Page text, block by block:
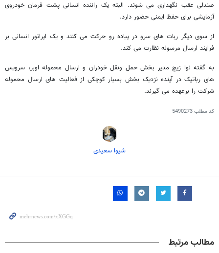
صندلی عقب نگهداری می شوند. البته یک راننده انسانی پشت فرمان خودروی
آزمایشی برای حفظ ایمنی حضور دارد.
از سوی دیگر ربات های سرو در پیاده رو حرکت می کنند و یک اپراتور انسانی بر
فرایند ارسال مرسوله نظارت می کند.
به گفته نوا زیچ مدیر بخش حمل ونقل خودران و ارسال محموله اوبر، سرویس
های رباتیک در آینده نزدیک بخش بسیار کوچکی از فعالیت های ارسال محموله
شرکت را برعهده می گیرند.
کد مطلب5490273
شیوا سعیدی
مطالب مرتبط